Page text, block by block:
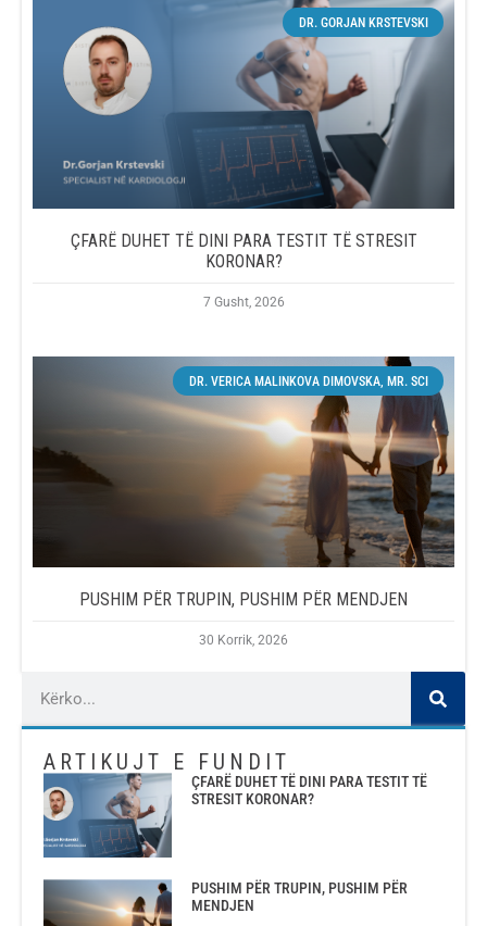
DR. GORJAN KRSTEVSKI
ÇFARË DUHET TË DINI PARA TESTIT TË STRESIT
KORONAR?
7 Gusht, 2026
DR. VERICA MALINKOVA DIMOVSKA, MR. SCI
PUSHIM PËR TRUPIN, PUSHIM PËR MENDJEN
30 Korrik, 2026
ARTIKUJT E FUNDIT
ÇFARË DUHET TË DINI PARA TESTIT TË
STRESIT KORONAR?
PUSHIM PËR TRUPIN, PUSHIM PËR
MENDJEN